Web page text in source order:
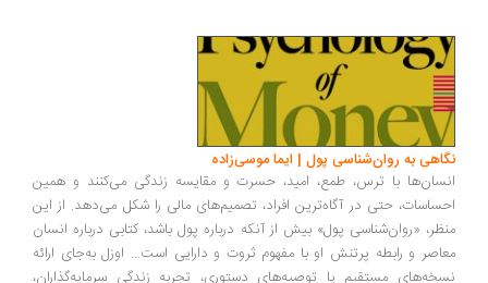
به روان‌شناسی پول | ایما موسی‌زاده
با ترس، طمع، امید، حسرت و مقایسه زندگی می‌کنند و همین
حتی در آگاه‌ترین افراد، تصمیم‌های مالی را شکل می‌دهد. از این
«روان‌شناسی پول» بیش از آنکه درباره پول باشد، کتابی درباره انسان
و رابطه پرتنش او با مفهوم ثروت و دارایی است... اوزل به‌جای ارائه
مستقیم یا توصیه‌های دستوری، تجربه زندگی سرمایه‌گذاران،